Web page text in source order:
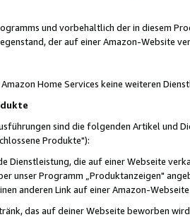
und vorbehaltlich der in diesem
der auf einer Amazon-Website
Home Services keine weiteren
sind die folgenden Artikel und
Produkte"):
Dienstleistung, die auf einer Webseite
unser Programm „Produktanzeigen"
anderen Link auf einer Amazon-
das auf deiner Webseite beworben